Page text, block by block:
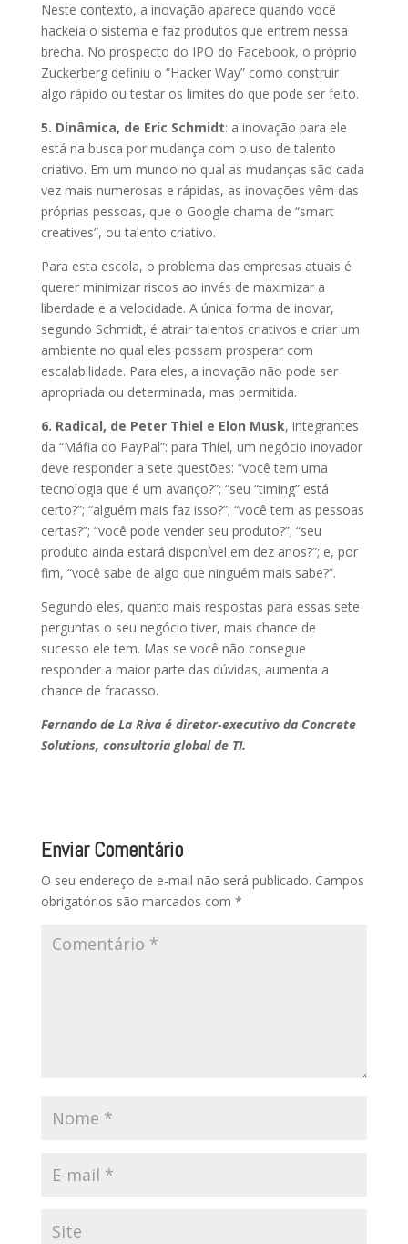
Neste contexto, a inovação aparece quando você
hackeia o sistema e faz produtos que entrem nessa
brecha. No prospecto do IPO do Facebook, o próprio
Zuckerberg definiu o “Hacker Way” como construir
algo rápido ou testar os limites do que pode ser feito.
5. Dinâmica, de Eric Schmidt: a inovação para ele
está na busca por mudança com o uso de talento
criativo. Em um mundo no qual as mudanças são cada
vez mais numerosas e rápidas, as inovações vêm das
próprias pessoas, que o Google chama de “smart
creatives”, ou talento criativo.
Para esta escola, o problema das empresas atuais é
querer minimizar riscos ao invés de maximizar a
liberdade e a velocidade. A única forma de inovar,
segundo Schmidt, é atrair talentos criativos e criar um
ambiente no qual eles possam prosperar com
escalabilidade. Para eles, a inovação não pode ser
apropriada ou determinada, mas permitida.
6. Radical, de Peter Thiel e Elon Musk, integrantes
da “Máfia do PayPal”: para Thiel, um negócio inovador
deve responder a sete questões: “você tem uma
tecnologia que é um avanço?”; “seu “timing” está
certo?”; “alguém mais faz isso?”; “você tem as pessoas
certas?”; “você pode vender seu produto?”; “seu
produto ainda estará disponível em dez anos?”; e, por
fim, “você sabe de algo que ninguém mais sabe?”.
Segundo eles, quanto mais respostas para essas sete
perguntas o seu negócio tiver, mais chance de
sucesso ele tem. Mas se você não consegue
responder a maior parte das dúvidas, aumenta a
chance de fracasso.
Fernando de La Riva é diretor-executivo da Concrete
Solutions, consultoria global de TI.
Enviar Comentário
O seu endereço de e-mail não será publicado. Campos
obrigatórios são marcados com *